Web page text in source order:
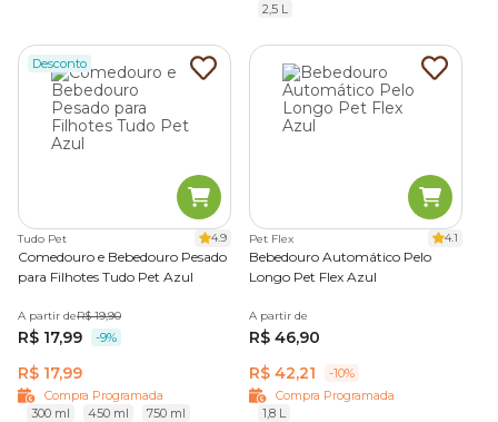
2,5 L
Desconto
Tudo Pet 4.9
Comedouro e Bebedouro Pesado
para Filhotes Tudo Pet Azul
A partir deR$ 19,90
R$ 17,99 -9%
R$ 17,99
Compra Programada
300 ml
450 ml 750 ml
Pet Flex 4.1
Bebedouro Automático Pelo
Longo Pet Flex Azul
A partir de
R$ 46,90
R$ 42,21
-10%
Compra Programada
1,8 L